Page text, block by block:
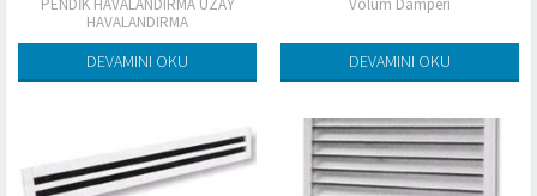
HAVALANDIRMA
DEVAMINI OKU DEVAMINI OKU